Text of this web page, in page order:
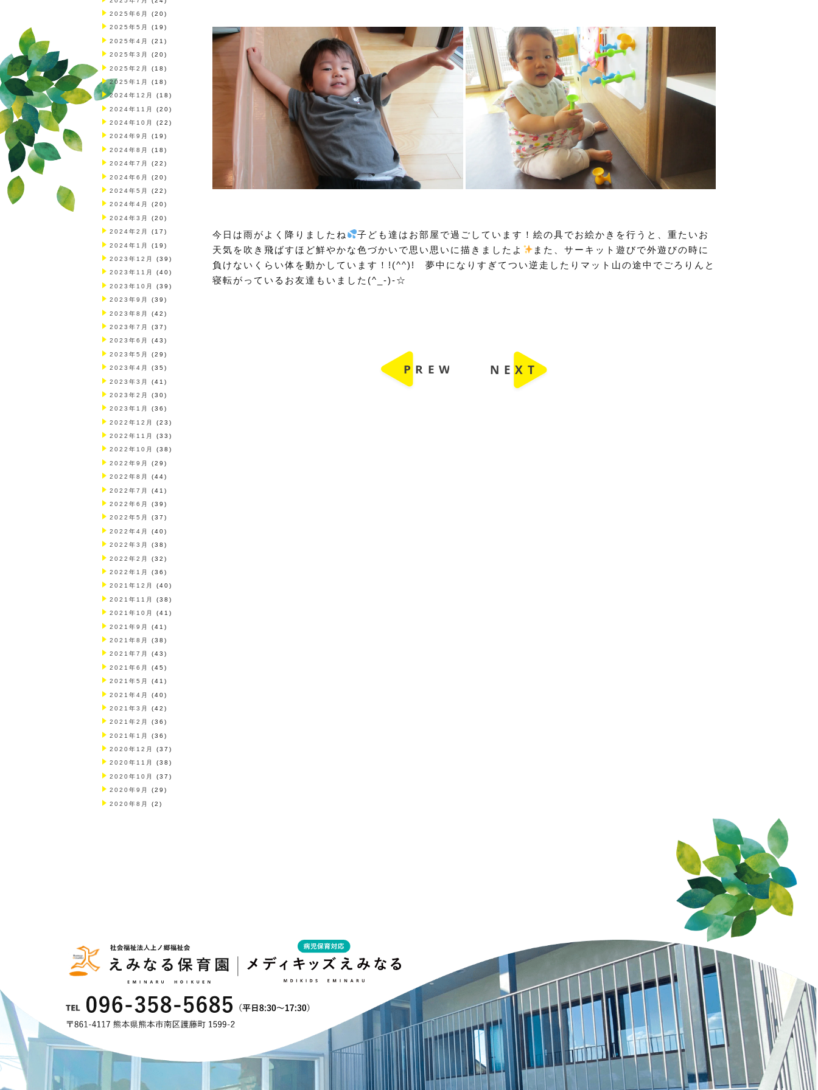
今日は雨がよく降りましたね
子ども達はお部屋で過ごしています！絵の具でお絵かきを行うと、重たいお
天気を吹き飛ばすほど鮮やかな色づかいで思い思いに描きましたよ
また、サーキット遊びで外遊びの時に
負けないくらい体を動かしています！!(^^)! 夢中になりすぎてつい逆走したりマット山の途中でごろりんと
寝転がっているお友達もいました(^_-)-☆
2025年6月 (20)
2025年5月 (19)
2025年4月 (21)
2025年3月 (20)
2025年2月 (18)
2025年1月 (18)
2024年12月 (18)
2024年11月 (20)
2024年10月 (22)
2024年9月 (19)
2024年8月 (18)
2024年7月 (22)
2024年6月 (20)
2024年5月 (22)
2024年4月 (20)
2024年3月 (20)
2024年2月 (17)
2024年1月 (19)
2023年12月 (39)
2023年11月 (40)
2023年10月 (39)
2023年9月 (39)
2023年8月 (42)
2023年7月 (37)
2023年6月 (43)
2023年5月 (29)
2023年4月 (35)
2023年3月 (41)
2023年2月 (30)
2023年1月 (36)
2022年12月 (23)
2022年11月 (33)
2022年10月 (38)
2022年9月 (29)
2022年8月 (44)
2022年7月 (41)
2022年6月 (39)
2022年5月 (37)
2022年4月 (40)
2022年3月 (38)
2022年2月 (32)
2022年1月 (36)
2021年12月 (40)
2021年11月 (38)
2021年10月 (41)
2021年9月 (41)
2021年8月 (38)
2021年7月 (43)
2021年6月 (45)
2021年5月 (41)
2021年4月 (40)
2021年3月 (42)
2021年2月 (36)
2021年1月 (36)
2020年12月 (37)
2020年11月 (38)
2020年10月 (37)
2020年9月 (29)
2020年8月 (2)